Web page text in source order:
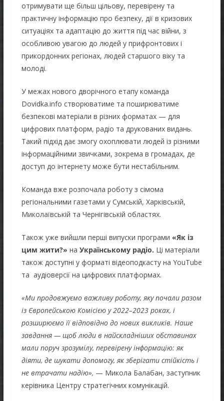
отримувати ще більш цільову, перевірену та
практичну інформацію про безпеку, дії в кризових
ситуаціях та адаптацію до життя під час війни, з
особливою увагою до людей у прифронтових і
прикордонних регіонах, людей старшого віку та
молоді.
У межах нового дворічного етапу команда
Dovidka.info створюватиме та поширюватиме
безпекові матеріали в різних форматах — для
цифрових платформ, радіо та друкованих видань.
Такий підхід дає змогу охоплювати людей із різними
інформаційними звичками, зокрема в громадах, де
доступ до інтернету може бути нестабільним.
Команда вже розпочала роботу з сімома
регіональними газетами у Сумській, Харківській,
Миколаївській та Чернігівській областях.
Також уже вийшли перші випуски програми «Як із
цим жити?» на Українському радіо. Ці матеріали
також доступні у форматі відеоподкасту на YouTube
та аудіоверсії на цифрових платформах.
«Ми продовжуємо важливу роботу, яку почали разом
із Європейською Комісією у 2022–2023 роках, і
розширюємо її відповідно до нових викликів. Наше
завдання — щоб люди в найскладніших обставинах
мали поруч зрозумілу, перевірену інформацію: як
діяти, де шукати допомогу, як зберігати стійкість і
не втрачати надію», — Микола Балабан, заступник
керівника Центру стратегічних комунікацій.